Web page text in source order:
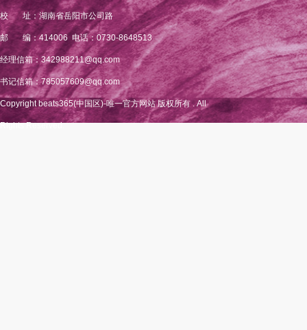
校 址：湖南省岳阳市公司路
邮 编：414006 电话：0730-8648513
经理信箱：342988211@qq.com
书记信箱：785057609@qq.com
Copyright beats365(中国区)-唯一官方网站 版权所有 . All
Rights Reserved.